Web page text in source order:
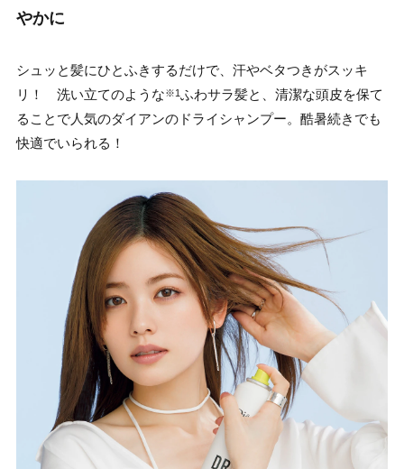
やかに
シュッと髪にひとふきするだけで、汗やベタつきがスッキ
リ！ 洗い立てのような※1ふわサラ髪と、清潔な頭皮を保て
ることで人気のダイアンのドライシャンプー。酷暑続きでも
快適でいられる！